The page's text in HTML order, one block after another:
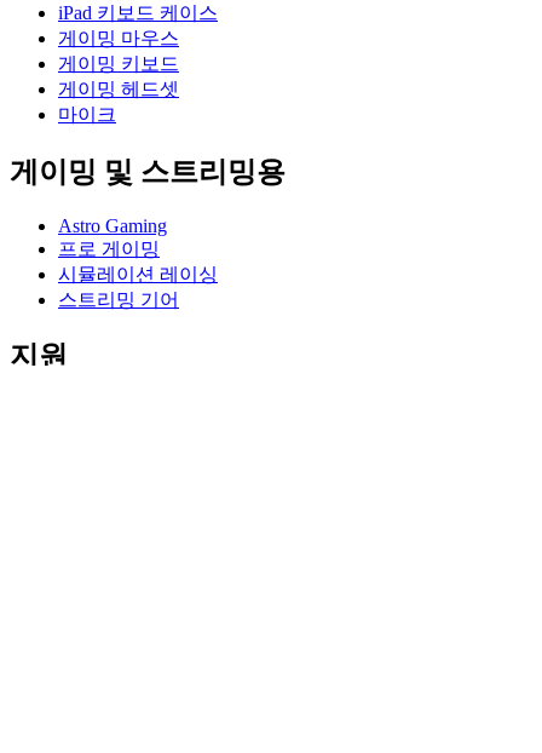
iPad 키보드 케이스
게이밍 마우스
게이밍 키보드
게이밍 헤드셋
마이크
게이밍 및 스트리밍용
Astro Gaming
프로 게이밍
시뮬레이션 레이싱
스트리밍 기어
지원